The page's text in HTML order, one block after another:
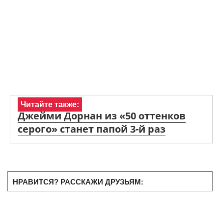
Читайте также:
Джейми Дорнан из «50 оттенков
серого» станет папой 3-й раз
НРАВИТСЯ? РАССКАЖИ ДРУЗЬЯМ: